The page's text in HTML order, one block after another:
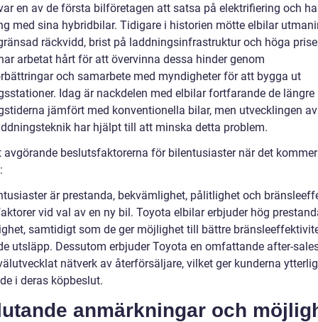
en av de första bilföretagen att satsa på elektrifiering och
med sina hybridbilar. Tidigare i historien mötte elbilar
räckvidd, brist på laddningsinfrastruktur och höga
arbetat hårt för att övervinna dessa hinder genom
och samarbete med myndigheter för att bygga ut
Idag är nackdelen med elbilar fortfarande de längre
jämfört med konventionella bilar, men utvecklingen av
har hjälpt till att minska detta problem.
avgörande beslutsfaktorerna för bilentusiaster när det
är prestanda, bekvämlighet, pålitlighet och
vid val av en ny bil. Toyota elbilar erbjuder hög
samtidigt som de ger möjlighet till bättre
utsläpp. Dessutom erbjuder Toyota en omfattande after-
nätverk av återförsäljare, vilket ger kunderna
i deras köpbeslut.
anmärkningar och